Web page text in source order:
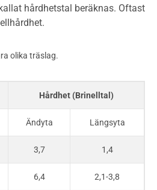
hårdhetstal beräknas. Oftast
olika träslag.
Hårdhet (Brinelltal)
Ändyta Längsyta
3,7 1,4
6,4 2,1-3,8